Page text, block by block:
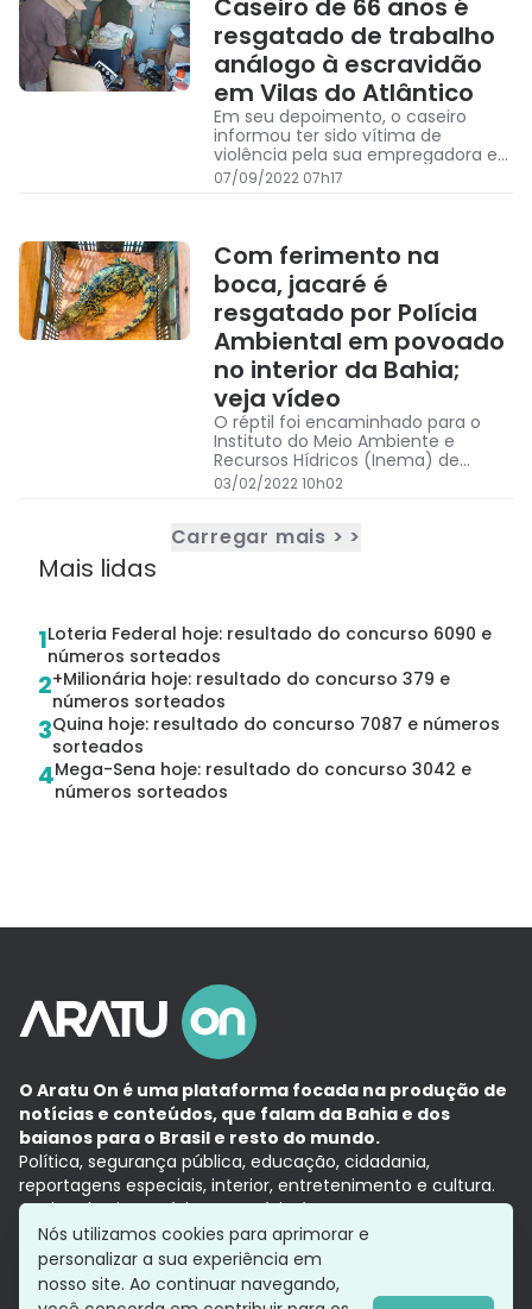
Caseiro de 66 anos é
resgatado de trabalho
análogo à escravidão
em Vilas do Atlântico
Em seu depoimento, o caseiro
informou ter sido vítima de
violência pela sua empregadora e
que também sofria agressões
verbais.
07/09/2022 07h17
Com ferimento na
boca, jacaré é
resgatado por Polícia
Ambiental em povoado
no interior da Bahia;
veja vídeo
O réptil foi encaminhado para o
Instituto do Meio Ambiente e
Recursos Hídricos (Inema) de
Seabra, para posteriormente ser
levado para o Centro de Triagem
Cruz das Almas.
03/02/2022 10h02
Carregar mais > >
Mais lidas
1Loteria Federal hoje: resultado do concurso 6090 e
números sorteados
2+Milionária hoje: resultado do concurso 379 e
números sorteados
3Quina hoje: resultado do concurso 7087 e números
sorteados
4Mega-Sena hoje: resultado do concurso 3042 e
números sorteados
O Aratu On é uma plataforma focada na produção de
notícias e conteúdos, que falam da Bahia e dos
baianos para o Brasil e resto do mundo.
Política, segurança pública, educação, cidadania,
reportagens especiais, interior, entretenimento e cultura.
Aqui, tudo vira notícia e a notícia é no tempo presente,
com a credibilidade do Grupo Aratu.
Grupo Aratu
Política de privacidade
Nós utilizamos cookies para aprimorar e
personalizar a sua experiência em
nosso site. Ao continuar navegando,